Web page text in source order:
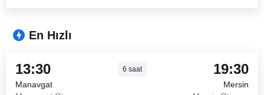
En Hızlı
13:30 6 saat 19:30
Manavgat
Mersin